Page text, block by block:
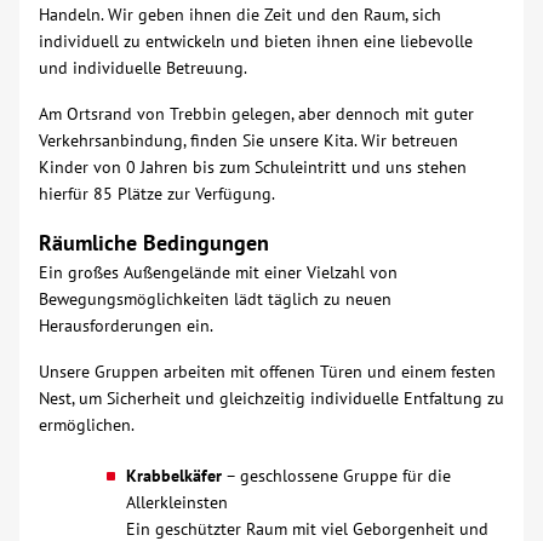
Beratung & Hilfe
Bildung
Veranstaltungen
Mitmachen
Handeln. Wir geben ihnen die Zeit und den Raum, sich
individuell zu entwickeln und bieten ihnen eine liebevolle
und individuelle Betreuung.
Am Ortsrand von Trebbin gelegen, aber dennoch mit guter
Verkehrsanbindung, finden Sie unsere Kita. Wir betreuen
Kinder von 0 Jahren bis zum Schuleintritt und uns stehen
hierfür 85 Plätze zur Verfügung.
Räumliche Bedingungen
Ein großes Außengelände mit einer Vielzahl von
Bewegungsmöglichkeiten lädt täglich zu neuen
Herausforderungen ein.
Unsere Gruppen arbeiten mit offenen Türen und einem festen
Nest, um Sicherheit und gleichzeitig individuelle Entfaltung zu
ermöglichen.
Krabbelkäfer – geschlossene Gruppe für die
Allerkleinsten
Ein geschützter Raum mit viel Geborgenheit und